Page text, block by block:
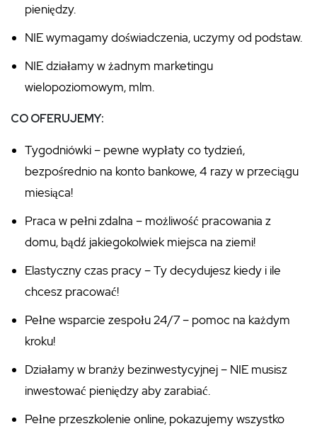
pieniędzy.
NIE wymagamy doświadczenia, uczymy od podstaw.
NIE działamy w żadnym marketingu
wielopoziomowym, mlm.
CO OFERUJEMY:
Tygodniówki – pewne wypłaty co tydzień,
bezpośrednio na konto bankowe, 4 razy w przeciągu
miesiąca!
Praca w pełni zdalna – możliwość pracowania z
domu, bądź jakiegokolwiek miejsca na ziemi!
Elastyczny czas pracy – Ty decydujesz kiedy i ile
chcesz pracować!
Pełne wsparcie zespołu 24/7 – pomoc na każdym
kroku!
Działamy w branży bezinwestycyjnej – NIE musisz
inwestować pieniędzy aby zarabiać.
Pełne przeszkolenie online, pokazujemy wszystko